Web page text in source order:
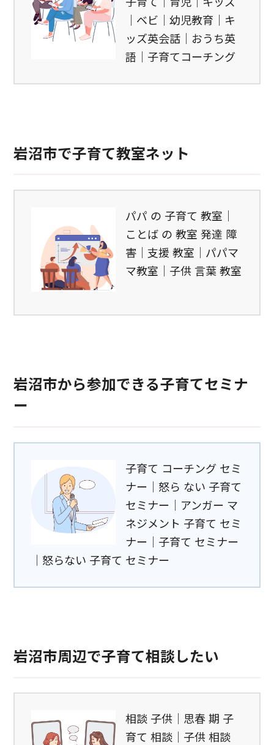
｜ベビ｜幼児教育｜キ
ッズ英会話｜おうち英
語｜子育てコーチング
岩沼市で子育て教室ネット
パパ の 子育て 教室｜
ことば の 教室 発達 障
害｜支援 教室｜パパマ
マ教室｜子供 言葉 教室
岩沼市から参加できる子育てセミナ
ー
子育て コーチング セミ
ナー｜怒ら ない 子育て
セミナー｜アンガー マ
ネジメント 子育て セミ
ナー｜子育て セミナー
｜怒らない 子育て セミナー
岩沼市周辺で子育て相談したい
相談 子供｜思春 期 子
育て 相談｜子供 相談